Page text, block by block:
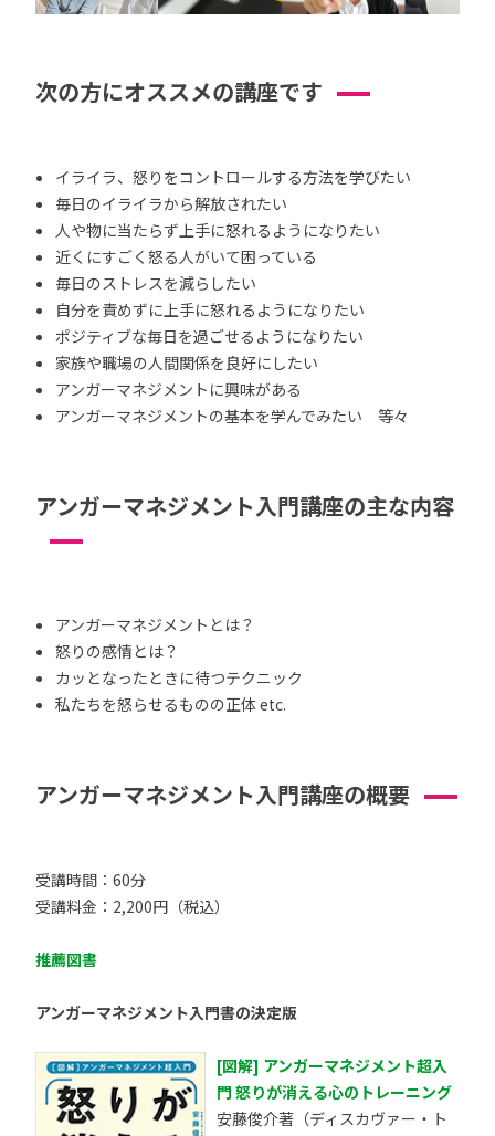
次の方にオススメの講座です
イライラ、怒りをコントロールする方法を学びたい
毎日のイライラから解放されたい
人や物に当たらず上手に怒れるようになりたい
近くにすごく怒る人がいて困っている
毎日のストレスを減らしたい
自分を責めずに上手に怒れるようになりたい
ポジティブな毎日を過ごせるようになりたい
家族や職場の人間関係を良好にしたい
アンガーマネジメントに興味がある
アンガーマネジメントの基本を学んでみたい 等々
アンガーマネジメント入門講座の主な内容
アンガーマネジメントとは？
怒りの感情とは？
カッとなったときに待つテクニック
私たちを怒らせるものの正体 etc.
アンガーマネジメント入門講座の概要
受講時間：60分
受講料金：2,200円（税込）
推薦図書
アンガーマネジメント入門書の決定版
[図解] アンガーマネジメント超入
門 怒りが消える心のトレーニング
安藤俊介著（ディスカヴァー・ト